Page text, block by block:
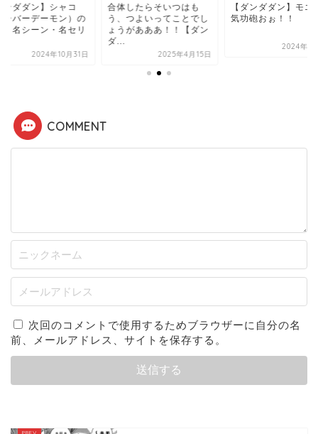
ンダダン】シャコ
ーバーデーモン）の
・名シーン・名セリ
2024年10月31日
合体したらそいつはも
う、つよいってことでし
ょうがあああ！！【ダン
ダ...
2025年4月15日
【ダンダダン】モエ
気功砲おぉ！！
2024年11
COMMENT
次回のコメントで使用するためブラウザーに自分の名
前、メールアドレス、サイトを保存する。